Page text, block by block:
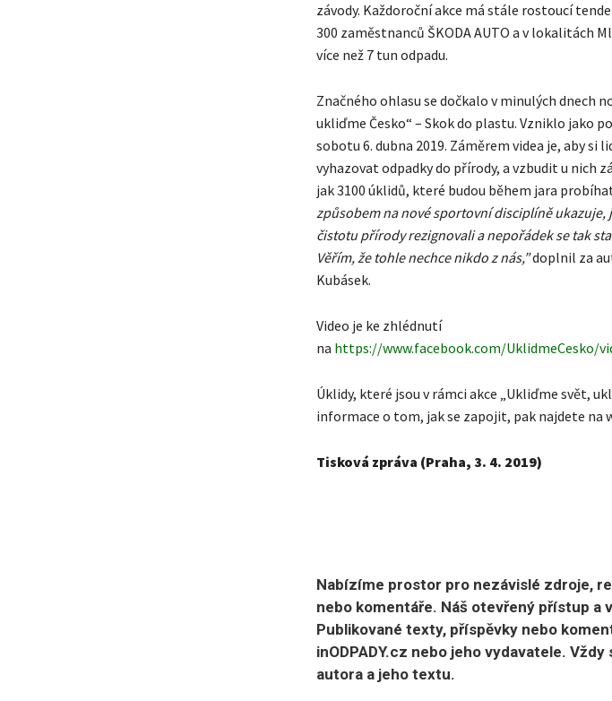
závody. Každoroční akce má stále rostoucí
300 zaměstnanců ŠKODA AUTO a v lokalitách
více než 7 tun odpadu.
Značného ohlasu se dočkalo v minulých dnech
ukliďme Česko“ – Skok do plastu. Vzniklo jako
sobotu 6. dubna 2019. Záměrem videa je, aby si
vyhazovat odpadky do přírody, a vzbudit u nich
jak 3100 úklidů, které budou během jara
způsobem na nové sportovní disciplíně
čistotu přírody rezignovali a nepořádek se tak
Věřím, že tohle nechce nikdo z nás,”doplnil za
Kubásek.
Video je ke zhlédnutí
na https://www.facebook.com/UklidmeCesko/
Úklidy, které jsou v rámci akce „Ukliďme svět,
informace o tom, jak se zapojit, pak najdete na
Tisková zpráva (Praha, 3. 4. 2019)
Nabízíme prostor pro nezávislé zdroje,
nebo komentáře. Náš otevřený přístup a
Publikované texty, příspěvky nebo
inODPADY.cz nebo jeho vydavatele.
autora a jeho textu.